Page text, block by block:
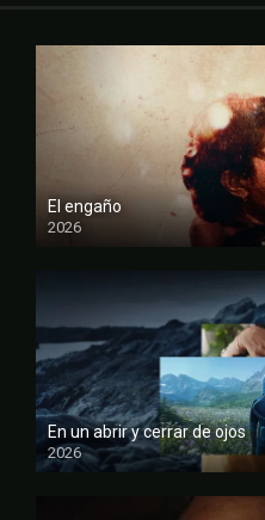
El engaño
2026
FULL HD
En un abrir y cerrar de ojos
2026
FULL HD